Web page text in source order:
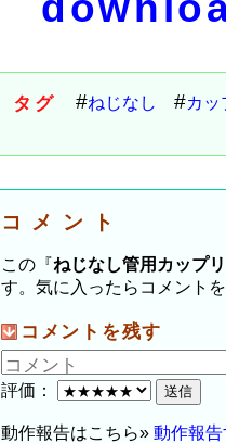
タグ ねじなし
カッ
コメント
この『ねじなし管用カップ
す。気に入ったらコメントを
コメントを残す
評価：
動作報告はこちら» 動作報告